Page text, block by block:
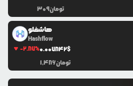
309تومان
هاشفلو
Hashflow
-2.87%0.007842$
1,486تومان